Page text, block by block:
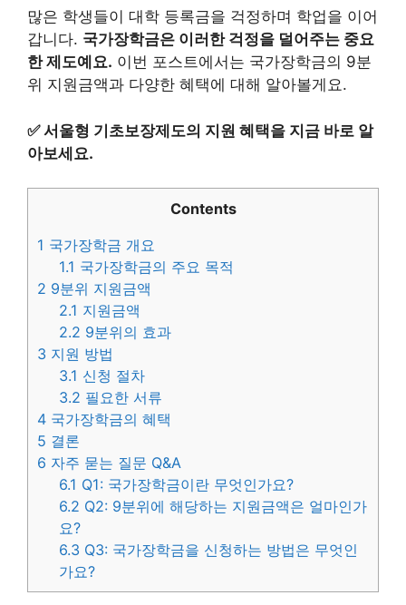
많은 학생들이 대학 등록금을 걱정하며 학업을 이어
갑니다. 국가장학금은 이러한 걱정을 덜어주는 중요
한 제도예요. 이번 포스트에서는 국가장학금의 9분
위 지원금액과 다양한 혜택에 대해 알아볼게요.
✅서울형 기초보장제도의 지원 혜택을 지금 바로 알
아보세요.
Contents
1 국가장학금 개요
1.1 국가장학금의 주요 목적
2 9분위 지원금액
2.1 지원금액
2.2 9분위의 효과
3 지원 방법
3.1 신청 절차
3.2 필요한 서류
4 국가장학금의 혜택
5 결론
6 자주 묻는 질문 Q&A
6.1 Q1: 국가장학금이란 무엇인가요?
6.2 Q2: 9분위에 해당하는 지원금액은 얼마인가
요?
6.3 Q3: 국가장학금을 신청하는 방법은 무엇인
가요?